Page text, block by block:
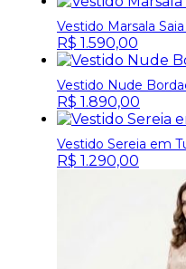
Vestido Marsala
R$ 1.590,00
Vestido Nude
R$ 1.890,00
Vestido Sereia em
R$ 1.290,00